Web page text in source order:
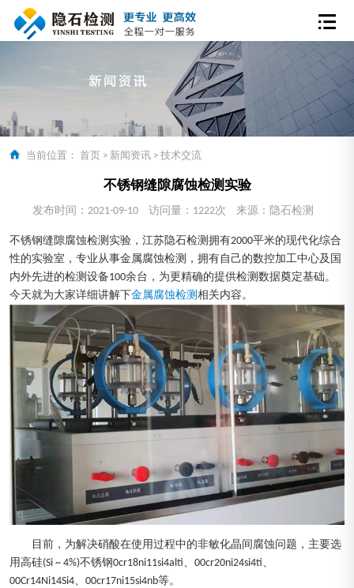
当前位置： 首页 > 新闻资讯 > 技术交流
不锈钢缝隙腐蚀检测实验
发布时间：2021-09-10 访问量：1222次 来源：隐石检测
不锈钢缝隙腐蚀检测实验，江苏隐石检测拥有2000平米的现代化综合
性的实验室，专业从事金属腐蚀检测，拥有自己的数控加工中心及国
内外先进的检测设备100余台，为更精确的提供检测数据奠定基础。
今天就为大家详细讲解下金属腐蚀检测 相关内容。
目前，为解决硝酸在使用过程中的非敏化晶间腐蚀问题，主要选
用高硅(Si ~ 4%)不锈钢0cr18ni11si4alti、00cr20ni24si4ti、
00Cr14Ni14Si4、00cr17ni15si4nb等。